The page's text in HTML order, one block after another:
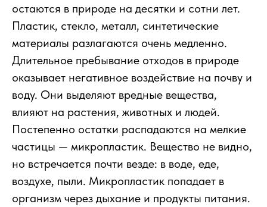
остаются в природе на десятки и сотни лет.
Пластик, стекло, металл, синтетические
материалы разлагаются очень медленно.
Длительное пребывание отходов в природе
оказывает негативное воздействие на почву и
воду. Они выделяют вредные вещества,
влияют на растения, животных и людей.
Постепенно остатки распадаются на мелкие
частицы — микропластик. Вещество не видно,
но встречается почти везде: в воде, еде,
воздухе, пыли. Микропластик попадает в
организм через дыхание и продукты питания.